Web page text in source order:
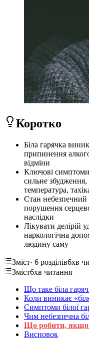
Коротко
Біла гарячка
припинення
відміни
Ключові симптоми:
сильне збудження,
температура,
Стан
порушення
наслідки
Лікувати делірій
наркологічна
людину саму
Зміст· 6 розділів6хв
Зміст6хв читання
Що таке біла
Коли виникає
Симптоми білої
Чим небезпечна
Що робити, якщо
Висновок